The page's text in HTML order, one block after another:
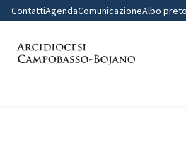
ContattiAgendaComunicazioneAlbo